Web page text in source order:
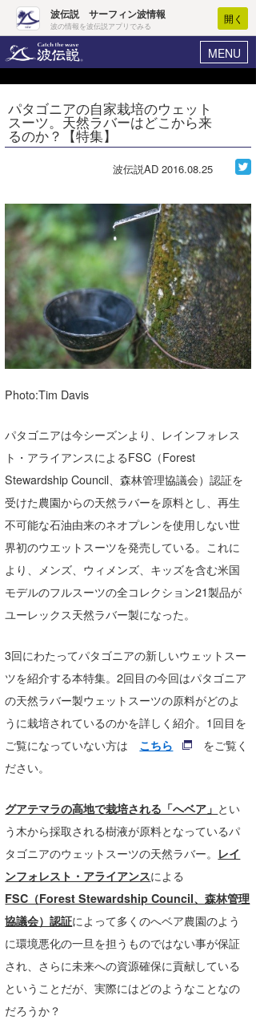
波伝説 サーフィン波情報
波の情報を波伝説アプリでみる
開く
MENU
ヘルプ マイホーム
ログイン
WAVE HUNTER 波予想ツール
気象情報
ニュース
サーフィンエリアガイド
会員メニュー
パタゴニアの自家栽培のウェット
スーツ。天然ラバーはどこから来
るのか？【特集】
波伝説AD 2016.08.25
Photo:Tim Davis
パタゴニアは今シーズンより、レインフォレス
ト・アライアンスによるFSC（Forest
Stewardship Council、森林管理協議会）認証を
受けた農園からの天然ラバーを原料とし、再生
不可能な石油由来のネオプレンを使用しない世
界初のウエットスーツを発売している。これに
より、メンズ、ウィメンズ、キッズを含む米国
モデルのフルスーツの全コレクション21製品が
ユーレックス天然ラバー製になった。
3回にわたってパタゴニアの新しいウェットスー
ツを紹介する本特集。2回目の今回はパタゴニア
の天然ラバー製ウェットスーツの原料がどのよ
うに栽培されているのかを詳しく紹介。1回目を
ご覧になっていない方は こちら
をご覧く
ださい。
グアテマラの高地で栽培される「へベア」 とい
う木から採取される樹液が原料となっているパ
タゴニアのウェットスーツの天然ラバー。 レイ
ンフォレスト・アライアンスによる
FSC（Forest Stewardship Council、森林管理
協議会）認証によって多くのへベア農園のよう
に環境悪化の一旦を担うものではない事が保証
され、さらに未来への資源確保に貢献している
ということだが、実際にはどのようなことなの
だろうか？
Core Surf Japan
コンテスト
ファッション/グッズ
アート＆エンタメ
コラム
トラベル
ショップ情報
ショップ情報
湘南
千葉北
伊豆
大阪
四国
沖縄
ウラナミ
お知らせ
ルール＆How to
サーファーズ
ライター/寄稿メディア
Naoya Kimoto
mitsuteru Kamio
Yasunari Inoue
arukasvision
CBA Films
熊谷素子
メディア
SURFMEDIA
Colors MAGAZINE
波伝説アンバサダー/プロライダー
福島寿実子
嵯峨明日香
田原啓江
植村未来
波伝説スタッフ
+☆maki☆+
chan-U
ECE